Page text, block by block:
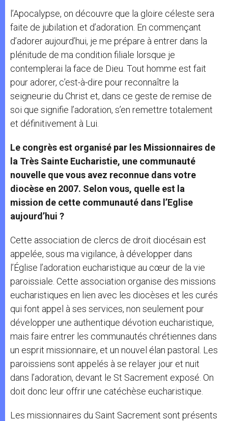
l’Apocalypse, on découvre que la gloire céleste sera
faite de jubilation et d’adoration. En commençant
d’adorer aujourd’hui, je me prépare à entrer dans la
plénitude de ma condition filiale lorsque je
contemplerai la face de Dieu. Tout homme est fait
pour adorer, c’est-à-dire pour reconnaître la
seigneurie du Christ et, dans ce geste de remise de
soi que signifie l’adoration, s’en remettre totalement
et définitivement à Lui.
Le congrès est organisé par les Missionnaires de
la Très Sainte Eucharistie, une communauté
nouvelle que vous avez reconnue dans votre
diocèse en 2007. Selon vous, quelle est la
mission de cette communauté dans l’Eglise
aujourd’hui ?
Cette association de clercs de droit diocésain est
appelée, sous ma vigilance, à développer dans
l’Église l’adoration eucharistique au cœur de la vie
paroissiale. Cette association organise des missions
eucharistiques en lien avec les diocèses et les curés
qui font appel à ses services, non seulement pour
développer une authentique dévotion eucharistique,
mais faire entrer les communautés chrétiennes dans
un esprit missionnaire, et un nouvel élan pastoral. Les
paroissiens sont appelés à se relayer jour et nuit
dans l’adoration, devant le St Sacrement exposé. On
doit donc leur offrir une catéchèse eucharistique.
Les missionnaires du Saint Sacrement sont présents